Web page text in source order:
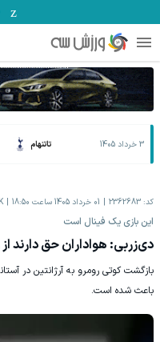
3 خرداد 1405 تاتنهام
کد: 2362683 01 خرداد 1405 ساعت 18:50
این بازی یک فینال است
دی‌زربی: هواداران حق دارند
بازگشت کوتی رومرو به آرژانتین در
باعث شده است.